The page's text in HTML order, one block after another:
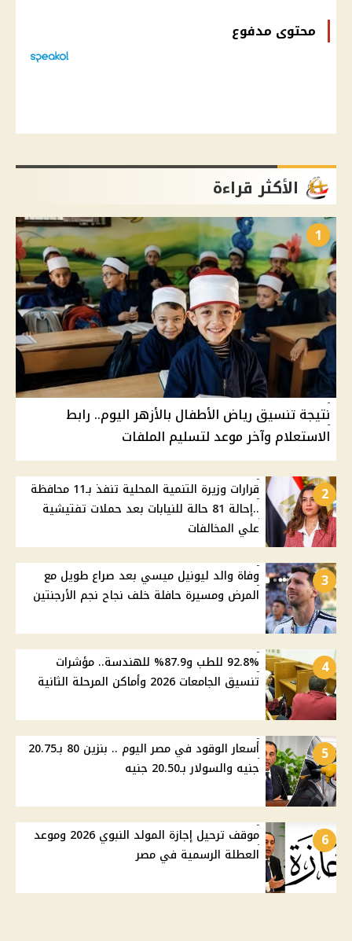
محتوى مدفوع
الأكثر قراءة
1
نتيجة تنسيق رياض الأطفال بالأزهر اليوم.. رابط
الاستعلام وآخر موعد لتسليم الملفات
2
قرارات وزيرة التنمية المحلية تنفذ بـ11 محافظة
..إحالة 81 حالة للنيابات بعد حملات تفتيشية
علي المخالفات
3
وفاة والد ليونيل ميسي بعد صراع طويل مع
المرض ومسيرة حافلة خلف نجاح نجم الأرجنتين
4
92.8% للطب و87.9% للهندسة.. مؤشرات
تنسيق الجامعات 2026 وأماكن المرحلة الثانية
5
أسعار الوقود في مصر اليوم .. بنزين 80 بـ20.75
جنيه والسولار بـ20.50 جنيه
6
موقف ترحيل إجازة المولد النبوي 2026 وموعد
العطلة الرسمية في مصر